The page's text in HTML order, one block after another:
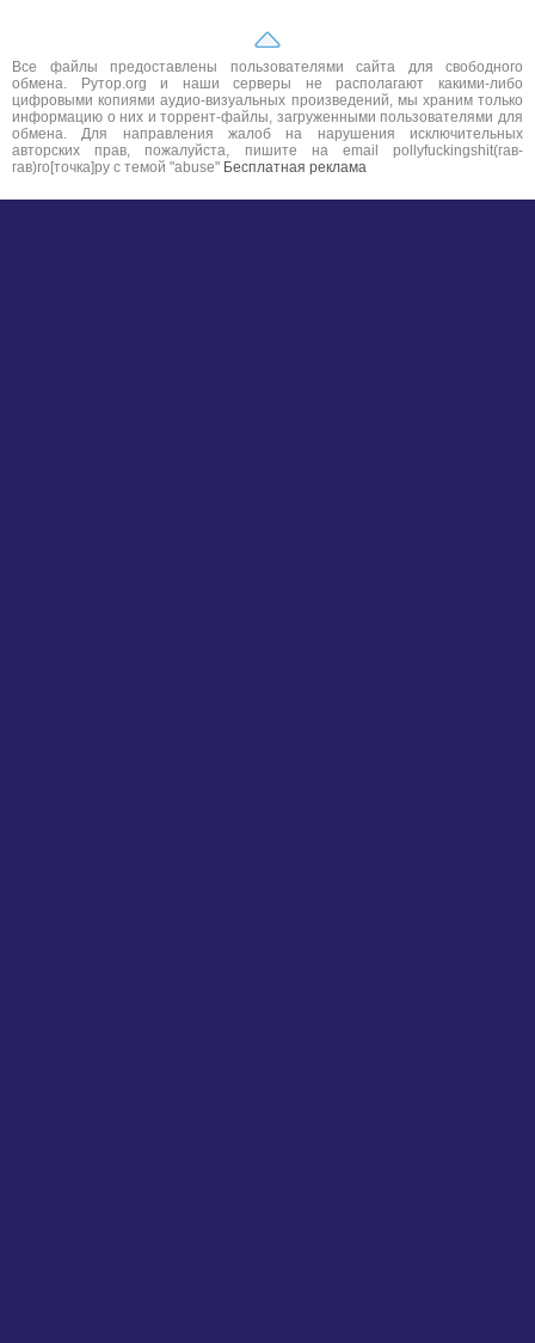
Все файлы предоставлены пользователями сайта для свободного
обмена. Рутор.org и наши серверы не располагают какими-либо
цифровыми копиями аудио-визуальных произведений, мы храним только
информацию о них и торрент-файлы, загруженными пользователями для
обмена. Для направления жалоб на нарушения исключительных
авторских прав, пожалуйста, пишите на email pollyfuckingshit(гав-
гав)ro[точка]ру с темой "abuse" Бесплатная реклама